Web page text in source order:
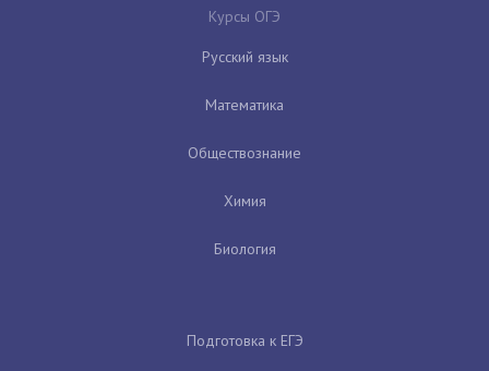
Курсы ОГЭ
Русский язык
Математика
Обществознание
Химия
Биология
Подготовка к ЕГЭ